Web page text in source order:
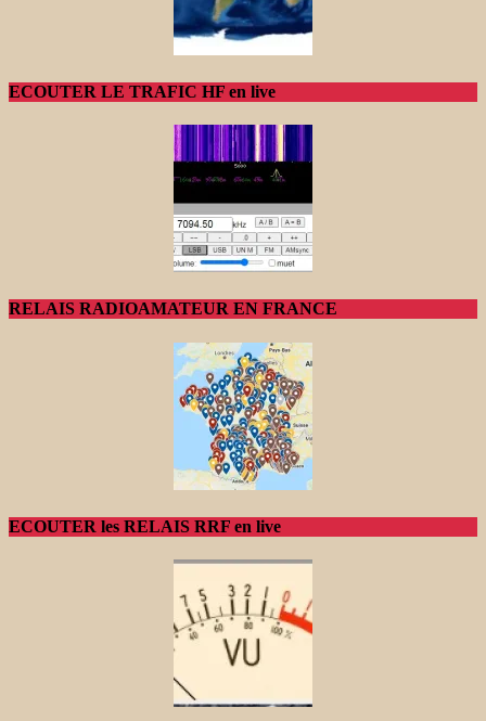
ECOUTER LE TRAFIC HF en live
RELAIS RADIOAMATEUR EN FRANCE
ECOUTER les RELAIS RRF en live